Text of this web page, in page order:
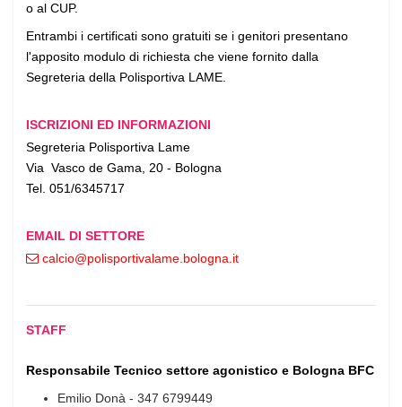
o al CUP.
Entrambi i certificati sono gratuiti se i genitori presentano
l'apposito modulo di richiesta che viene fornito dalla
Segreteria della Polisportiva LAME.
ISCRIZIONI ED INFORMAZIONI
Segreteria Polisportiva Lame
Via Vasco de Gama, 20 - Bologna
Tel. 051/6345717
EMAIL DI SETTORE
calcio
polisportivalame.bologna it
STAFF
Responsabile Tecnico settore agonistico e Bologna BFC
Emilio Donà - 347 6799449